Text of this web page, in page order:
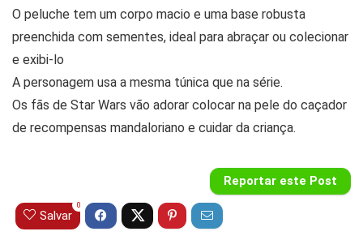
O peluche tem um corpo macio e uma base robusta
preenchida com sementes, ideal para abraçar ou colecionar
e exibi-lo
A personagem usa a mesma túnica que na série.
Os fãs de Star Wars vão adorar colocar na pele do caçador
de recompensas mandaloriano e cuidar da criança.
Reportar este Post
Salvar
0